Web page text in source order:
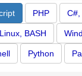
PHP C#,
Linux, BASH
Python